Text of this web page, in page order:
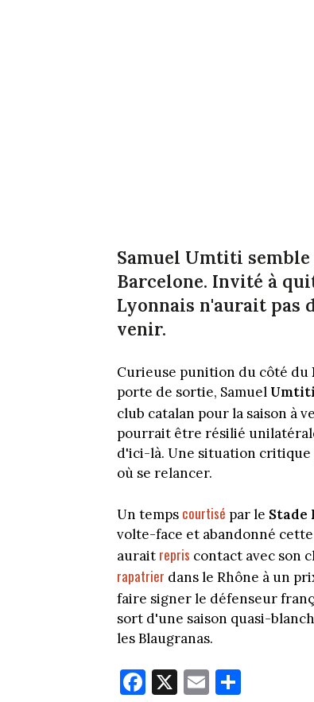
Samuel Umtiti
Barcelone. Invité à
Lyonnais n'aurait pas
venir.
Curieuse punition du côté du
porte de sortie, Samuel Umtiti
club catalan pour la saison à
pourrait être résilié
d'ici-là. Une situation
où se relancer.
Un temps courtisé par le Stade
volte-face et abandonné
aurait repris contact avec son
rapatrier dans le Rhône à un
faire signer le défenseur
sort d'une saison quasi-
les Blaugranas.
Fa X E